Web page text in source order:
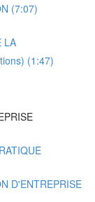
(7:07)
LA
(1:47)
D'ENTREPRISE